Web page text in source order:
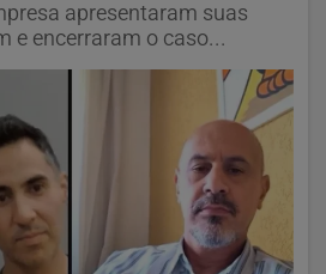
apresentaram suas
e encerraram o caso...